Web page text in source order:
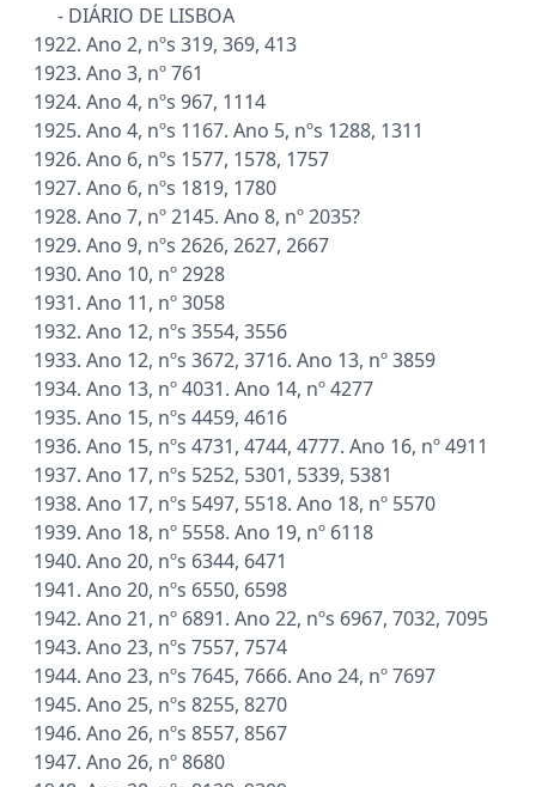
- DIÁRIO DE LISBOA
1922. Ano 2, nºs 319, 369, 413
1923. Ano 3, nº 761
1924. Ano 4, nºs 967, 1114
1925. Ano 4, nºs 1167. Ano 5, nºs 1288, 1311
1926. Ano 6, nºs 1577, 1578, 1757
1927. Ano 6, nºs 1819, 1780
1928. Ano 7, nº 2145. Ano 8, nº 2035?
1929. Ano 9, nºs 2626, 2627, 2667
1930. Ano 10, nº 2928
1931. Ano 11, nº 3058
1932. Ano 12, nºs 3554, 3556
1933. Ano 12, nºs 3672, 3716. Ano 13, nº 3859
1934. Ano 13, nº 4031. Ano 14, nº 4277
1935. Ano 15, nºs 4459, 4616
1936. Ano 15, nºs 4731, 4744, 4777. Ano 16, nº 4911
1937. Ano 17, nºs 5252, 5301, 5339, 5381
1938. Ano 17, nºs 5497, 5518. Ano 18, nº 5570
1939. Ano 18, nº 5558. Ano 19, nº 6118
1940. Ano 20, nºs 6344, 6471
1941. Ano 20, nºs 6550, 6598
1942. Ano 21, nº 6891. Ano 22, nºs 6967, 7032, 7095
1943. Ano 23, nºs 7557, 7574
1944. Ano 23, nºs 7645, 7666. Ano 24, nº 7697
1945. Ano 25, nºs 8255, 8270
1946. Ano 26, nºs 8557, 8567
1947. Ano 26, nº 8680